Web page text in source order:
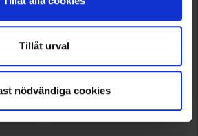
Tillåt urval
nödvändiga cookies